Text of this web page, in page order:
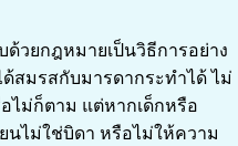
วยกฎหมายเป็นวิธีการอย่าง
สมรสกับมารดากระทำได้ ไม่
ไม่ก็ตาม แต่หากเด็กหรือ
นไม่ใช่บิดา หรือไม่ให้ความ